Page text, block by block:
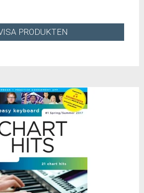
PRODUKTEN